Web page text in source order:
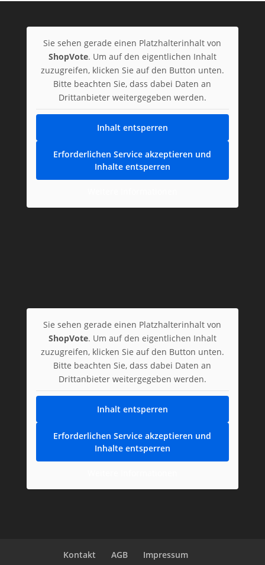
Sie sehen gerade einen Platzhalterinhalt von
ShopVote. Um auf den eigentlichen Inhalt
zuzugreifen, klicken Sie auf den Button unten.
Bitte beachten Sie, dass dabei Daten an
Drittanbieter weitergegeben werden.
Inhalt entsperren
Erforderlichen Service akzeptieren und
Inhalte entsperren
Sie sehen gerade einen Platzhalterinhalt von
ShopVote. Um auf den eigentlichen Inhalt
zuzugreifen, klicken Sie auf den Button unten.
Bitte beachten Sie, dass dabei Daten an
Drittanbieter weitergegeben werden.
Inhalt entsperren
Erforderlichen Service akzeptieren und
Inhalte entsperren
Kontakt AGB
Impressum